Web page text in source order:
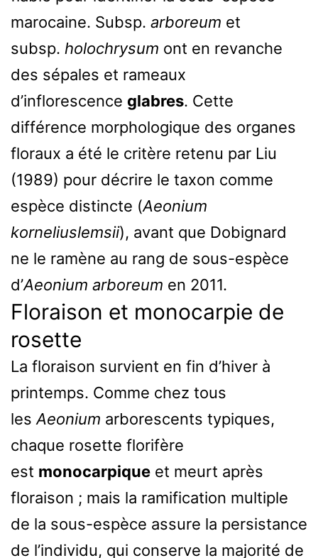
marocaine. Subsp. arboreum et
subsp. holochrysum ont en revanche
des sépales et rameaux
d’inflorescence glabres. Cette
différence morphologique des organes
floraux a été le critère retenu par Liu
(1989) pour décrire le taxon comme
espèce distincte (Aeonium
korneliuslemsii), avant que Dobignard
ne le ramène au rang de sous-espèce
d’Aeonium arboreum en 2011.
Floraison et monocarpie de
rosette
La floraison survient en fin d’hiver à
printemps. Comme chez tous
lesAeonium arborescents typiques,
chaque rosette florifère
est monocarpique et meurt après
floraison ; mais la ramification multiple
de la sous-espèce assure la persistance
de l’individu, qui conserve la majorité de